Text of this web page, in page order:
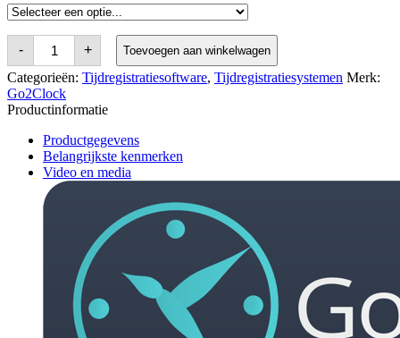
-
ClockReports
Additional
Product
Licence
Key
aantal
+ Toevoegen aan winkelwagen
Categorieën: Tijdregistratiesoftware, Tijdregistratiesystemen Merk:
Go2Clock
Productinformatie
Productgegevens
Belangrijkste kenmerken
Video en media